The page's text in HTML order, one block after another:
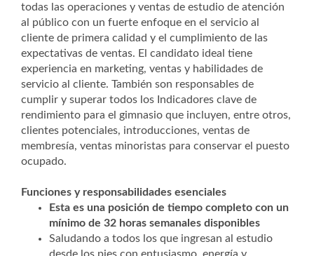
todas las operaciones y ventas de estudio de atención
al público con un fuerte enfoque en el servicio al
cliente de primera calidad y el cumplimiento de las
expectativas de ventas. El candidato ideal tiene
experiencia en marketing, ventas y habilidades de
servicio al cliente. También son responsables de
cumplir y superar todos los Indicadores clave de
rendimiento para el gimnasio que incluyen, entre otros,
clientes potenciales, introducciones, ventas de
membresía, ventas minoristas para conservar el puesto
ocupado.
Funciones y responsabilidades esenciales
Esta es una posición de tiempo completo con un
mínimo de 32 horas semanales disponibles
Saludando a todos los que ingresan al estudio